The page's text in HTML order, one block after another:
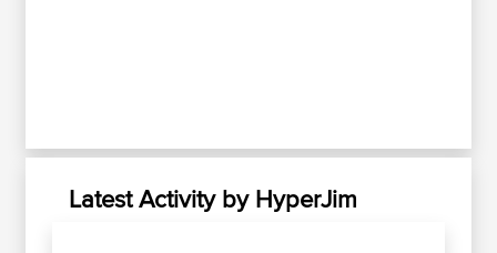
Latest Activity by HyperJim